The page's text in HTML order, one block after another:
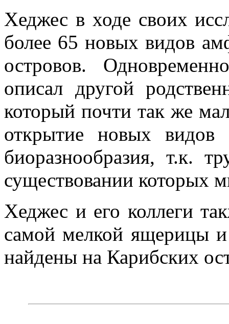
Хеджес в ходе своих
более 65 новых видов
островов.
описал другой
который почти так же
открытие новых видов
биоразнообразия, т.к.
существовании которых
Хеджес и его коллеги
самой мелкой ящерицы
найдены на Карибских